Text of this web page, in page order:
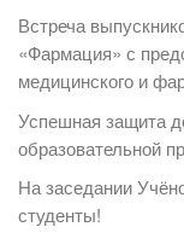
Встреча
«Фармация» с
медицинского и
Успешная защита
образовательной
На заседании
студенты!